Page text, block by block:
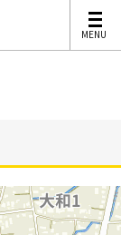
MENU
MENU